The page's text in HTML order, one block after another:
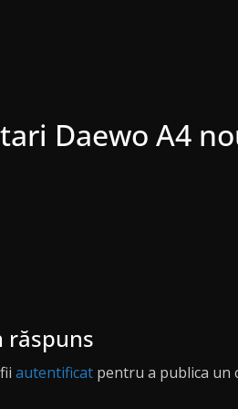
Daewo A4
răspuns
autentificat pentru a publica un